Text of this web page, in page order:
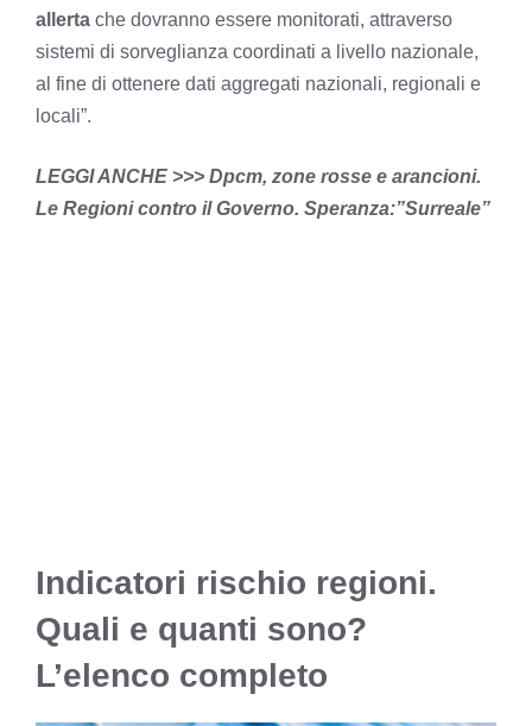
allerta che dovranno essere monitorati, attraverso
sistemi di sorveglianza coordinati a livello nazionale,
al fine di ottenere dati aggregati nazionali, regionali e
locali”.
LEGGI ANCHE >>> Dpcm, zone rosse e arancioni.
Le Regioni contro il Governo. Speranza:”Surreale”
Indicatori rischio regioni.
Quali e quanti sono?
L’elenco completo